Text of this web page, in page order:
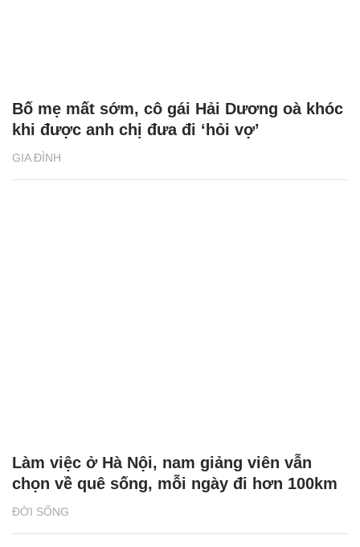
GIA ĐÌNH
Bố mẹ mất sớm, cô gái Hải Dương oà khóc
khi được anh chị đưa đi ‘hỏi vợ’
ĐỜI SỐNG
Làm việc ở Hà Nội, nam giảng viên vẫn
chọn về quê sống, mỗi ngày đi hơn 100km